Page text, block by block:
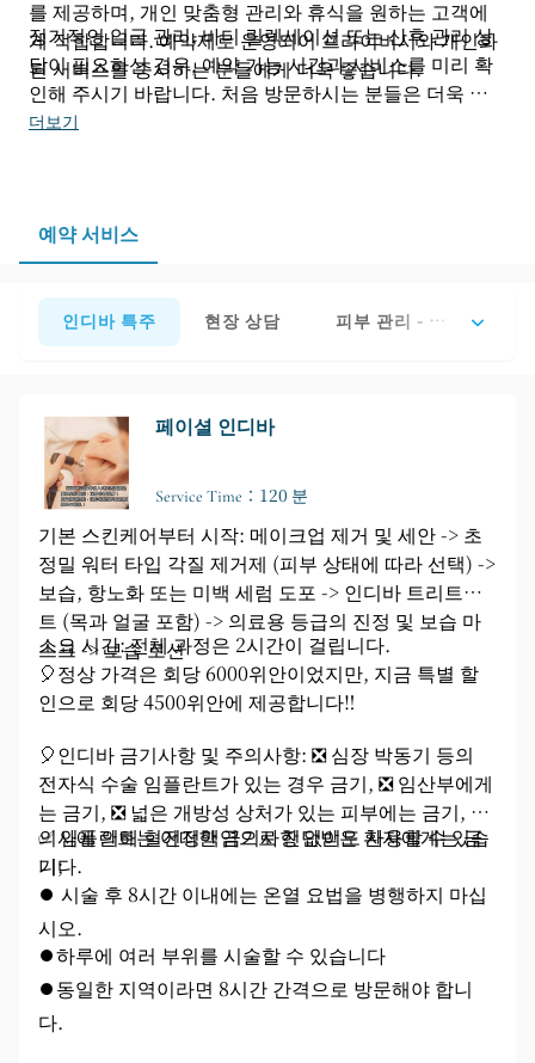
를 제공하며, 개인 맞춤형 관리와 휴식을 원하는 고객에
게 적합합니다. 예약제로 운영되어 프라이버시와 개인화
된 서비스를 중시하는 분들에게 더욱 좋습니다.
정기적인 얼굴 관리, 바디 릴렉세이션 또는 산후 관리 상
담이 필요하신 경우, 예약 가능 시간과 서비스를 미리 확
인해 주시기 바랍니다. 처음 방문하시는 분들은 더욱 맞
춤화된 서비스를 위해 사전에 신체 상태, 관리 목표 및 특
심하고 서비스를 이용하실 수 있습니다.
더보기
예약 서비스
인디바 특주 현장 상담 피부 관리 - 초보자용
페이셜 인디바
Service Time：120 분
기본 스킨케어부터 시작: 메이크업 제거 및 세안 -> 초
정밀 워터 타입 각질 제거제 (피부 상태에 따라 선택) ->
보습, 항노화 또는 미백 세럼 도포 -> 인디바 트리트먼
트 (목과 얼굴 포함) -> 의료용 등급의 ​​진정 및 보습 마
스크 -> 보습 로션
소요 시간: 전체 과정은 2시간이 걸립니다.
🎈정상 가격은 회당 6000위안이었지만, 지금 특별 할
인으로 회당 4500위안에 제공합니다‼
🎈인디바 금기사항 및 주의사항: ❎ 심장 박동기 등의
전자식 수술 임플란트가 있는 경우 금기, ❎ 임산부에게
는 금기, ❎ 넓은 개방성 상처가 있는 피부에는 금기, ❎
의사에 의해 혈전정맥염으로 진단받은 환자에게는 금
기;
✅ 임플란트는 어떠한 금기사항 없이도 사용할 수 있습
니다.
⏺️ 시술 후 8시간 이내에는 온열 요법을 병행하지 마십
시오.
⏺️하루에 여러 부위를 시술할 수 있습니다
⏺️동일한 지역이라면 8시간 간격으로 방문해야 합니
다.